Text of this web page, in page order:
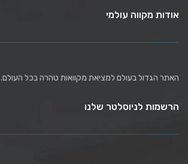
אודות מקווה עולמי
האתר הגדול בעולם למציאת מקוואות טהרה בכל העולם.
הרשמות לניוסלטר שלנו